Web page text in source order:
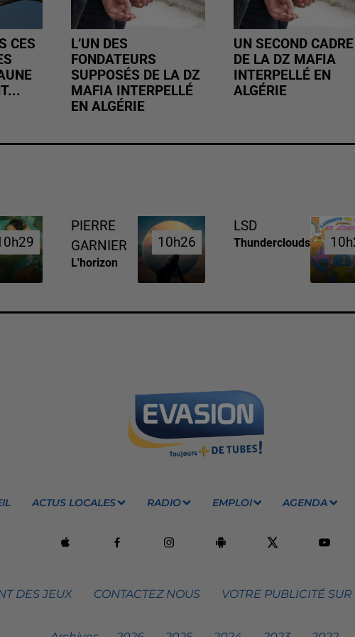
CES
L’UN DES
FONDATEURS
SUPPOSÉS DE LA DZ
MAFIA INTERPELLÉ
EN ALGÉRIE
UN SECOND CADRE
DE LA DZ MAFIA
INTERPELLÉ EN
ALGÉRIE
PIERRE
GARNIER
L'horizon
10h26
10h26
LSD
Thunderclouds
ACTUS LOCALES RADIO EMPLOI AGENDA
DES JEUX CONTACTEZ NOUS VOTRE PUBLICITÉ